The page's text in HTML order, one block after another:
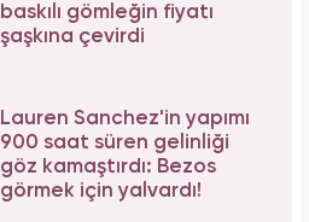
baskılı gömleğin fiyatı
şaşkına çevirdi
Lauren Sanchez'in yapımı
900 saat süren gelinliği
göz kamaştırdı: Bezos
görmek için yalvardı!